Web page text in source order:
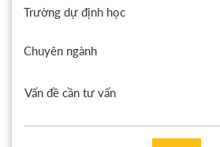
Trường dự định học
Chuyên ngành